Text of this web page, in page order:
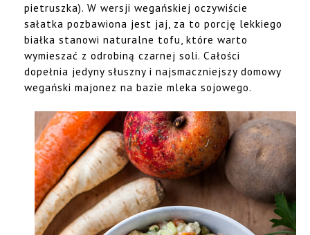
pietruszka). W wersji wegańskiej oczywiście
sałatka pozbawiona jest jaj, za to porcję lekkiego
białka stanowi naturalne tofu, które warto
wymieszać z odrobiną czarnej soli. Całości
dopełnia jedyny słuszny i najsmaczniejszy domowy
wegański majonez na bazie mleka sojowego.